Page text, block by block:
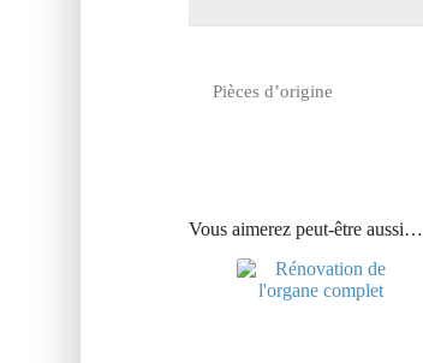
Pièces d’origine
Vous aimerez peut-être aussi…